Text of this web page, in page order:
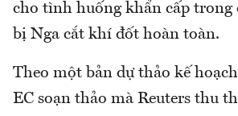
cho tình huống khẩn cấp trong
bị Nga cắt khí đốt hoàn toàn.
Theo một bản dự thảo kế
EC soạn thảo mà Reuters thu